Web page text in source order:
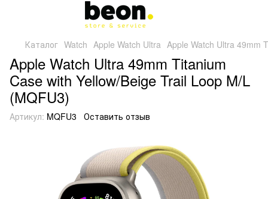
Каталог Watch Apple Watch Ultra Apple Watch Ultra 49mm
Apple Watch Ultra 49mm Titanium
Case with Yellow/Beige Trail Loop M/L
(MQFU3)
Артикул: MQFU3 Оставить отзыв